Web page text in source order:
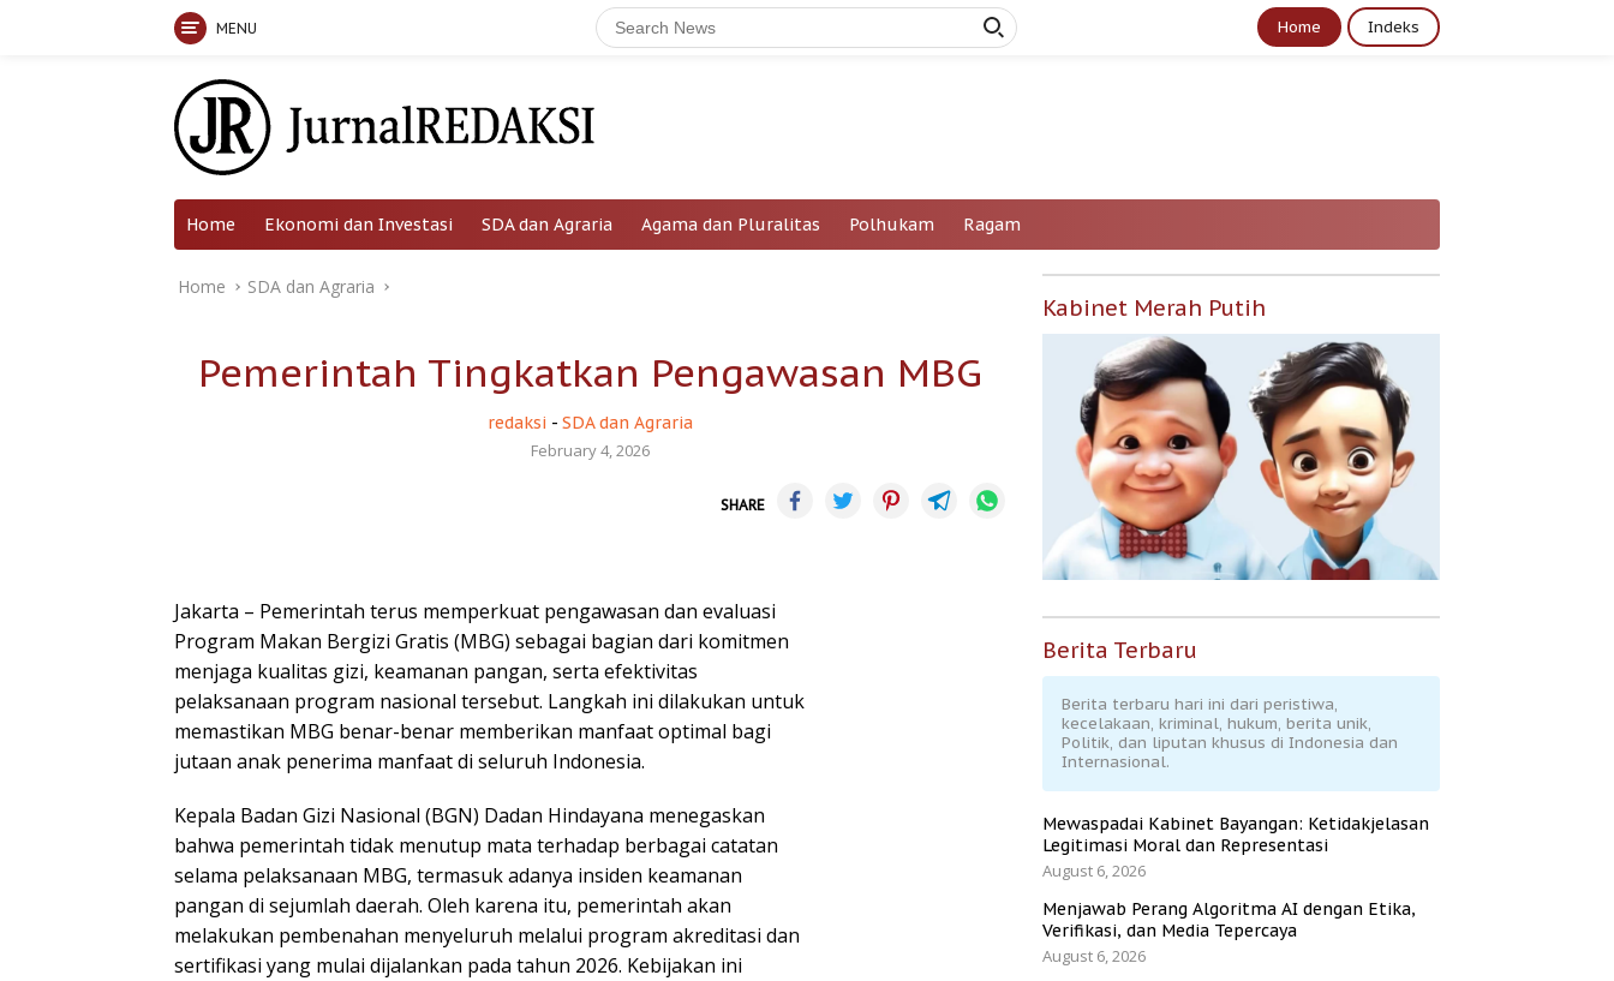
MENU Home Indeks
Home Ekonomi dan Investasi SDA dan Agraria Agama dan Pluralitas Polhukam Ragam
Home SDA dan Agraria
Pemerintah Tingkatkan Pengawasan MBG
redaksi - SDA dan Agraria
February 4, 2026
SHARE
Jakarta – Pemerintah terus memperkuat pengawasan dan evaluasi
Program Makan Bergizi Gratis (MBG) sebagai bagian dari komitmen
menjaga kualitas gizi, keamanan pangan, serta efektivitas
pelaksanaan program nasional tersebut. Langkah ini dilakukan untuk
memastikan MBG benar-benar memberikan manfaat optimal bagi
jutaan anak penerima manfaat di seluruh Indonesia.
Kepala Badan Gizi Nasional (BGN) Dadan Hindayana menegaskan
bahwa pemerintah tidak menutup mata terhadap berbagai catatan
selama pelaksanaan MBG, termasuk adanya insiden keamanan
pangan di sejumlah daerah. Oleh karena itu, pemerintah akan
melakukan pembenahan menyeluruh melalui program akreditasi dan
sertifikasi yang mulai dijalankan pada tahun 2026. Kebijakan ini
Kabinet Merah Putih
Berita Terbaru
Berita terbaru hari ini dari peristiwa,
kecelakaan, kriminal, hukum, berita unik,
Politik, dan liputan khusus di Indonesia dan
Internasional.
Mewaspadai Kabinet Bayangan: Ketidakjelasan
Legitimasi Moral dan Representasi
August 6, 2026
Menjawab Perang Algoritma AI dengan Etika,
Verifikasi, dan Media Tepercaya
August 6, 2026